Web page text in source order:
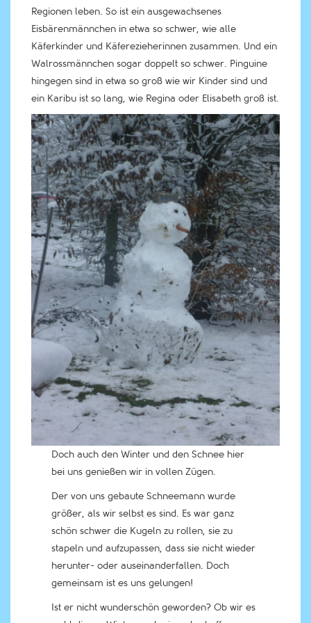
Regionen leben. So ist ein ausgewachsenes
Eisbärenmännchen in etwa so schwer, wie alle
Käferkinder und Käferezieherinnen zusammen. Und ein
Walrossmännchen sogar doppelt so schwer. Pinguine
hingegen sind in etwa so groß wie wir Kinder sind und
ein Karibu ist so lang, wie Regina oder Elisabeth groß ist.
Doch auch den Winter und den Schnee hier
bei uns genießen wir in vollen Zügen.
Der von uns gebaute Schneemann wurde
größer, als wir selbst es sind. Es war ganz
schön schwer die Kugeln zu rollen, sie zu
stapeln und aufzupassen, dass sie nicht wieder
herunter- oder auseinanderfallen. Doch
gemeinsam ist es uns gelungen!
Ist er nicht wunderschön geworden? Ob wir es